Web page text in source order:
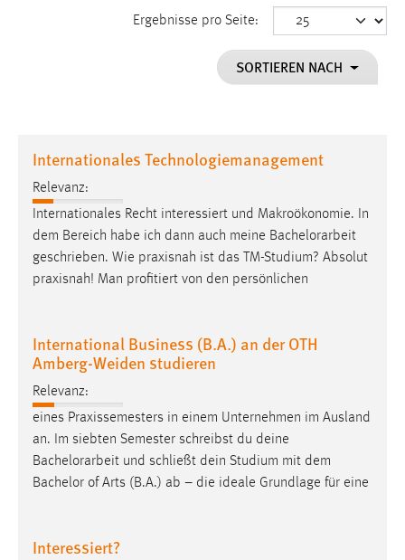
Ergebnisse pro Seite:
SORTIEREN NACH
Internationales Technologiemanagement
Relevanz:
Internationales Recht interessiert und Makroökonomie. In
dem Bereich habe ich dann auch meine Bachelorarbeit
geschrieben. Wie praxisnah ist das TM-Studium? Absolut
praxisnah! Man profitiert von den persönlichen
International Business (B.A.) an der OTH
Amberg-Weiden studieren
Relevanz:
eines Praxissemesters in einem Unternehmen im Ausland
an. Im siebten Semester schreibst du deine
Bachelorarbeit und schließt dein Studium mit dem
Bachelor of Arts (B.A.) ab – die ideale Grundlage für eine
Interessiert?
cookie_consent
Dieser Cookie speichert die ausgewählten Einverständnis-
Performance
Name:
Zweck:
Sprachpräferenz
Name:
Zweck:
Das Cookie speichert die gewählte Sprache der Website.